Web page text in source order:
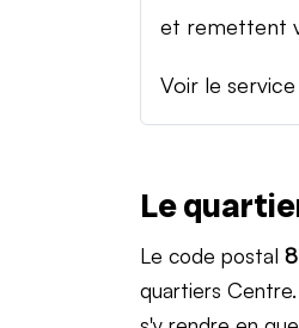
et remettent
Voir le
Le
Le code postal
quartiers